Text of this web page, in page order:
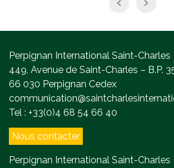
Perpignan International Saint-Charles
449, Avenue de Saint-Charles – B.P.
66 030 Perpignan Cedex
Tel : +33(0)4 68 54 66 40
Nous contacter
Perpignan International Saint-Charles